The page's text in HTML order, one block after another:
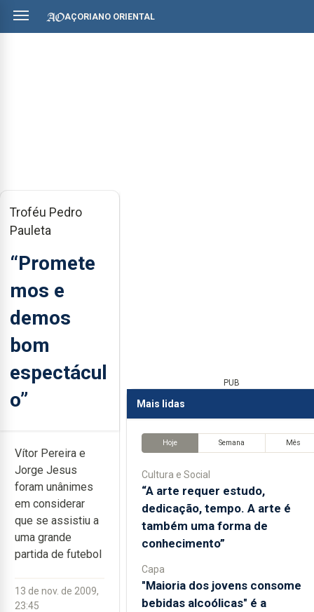
AÇORIANO ORIENTAL
Troféu Pedro
Pauleta
“Promete
mos e
demos
bom
espectácul
o”
Vítor Pereira e
Jorge Jesus
foram unânimes
em considerar
que se assistiu a
uma grande
partida de futebol
13 de nov. de 2009,
23:45
PUB
Mais lidas
Hoje Semana Mês
Cultura e Social
“A arte requer estudo,
dedicação, tempo. A arte é
também uma forma de
conhecimento”
Capa
"Maioria dos jovens consome
bebidas alcoólicas" é a